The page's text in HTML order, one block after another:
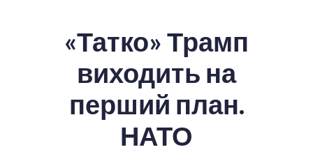
«Татко» Трамп
виходить на
перший план.
НАТО